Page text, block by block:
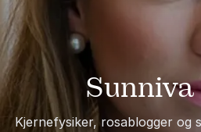
Sunniva
Kjernefysiker, rosablogger og